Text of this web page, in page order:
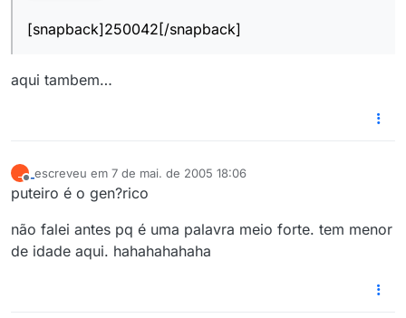
[snapback]250042[/snapback]
aqui tambem…
_
Offline
escreveu em 7 de mai. de 2005 18:06
última edição por
puteiro é o gen?rico
não falei antes pq é uma palavra meio forte. tem menor
de idade aqui. hahahahahaha